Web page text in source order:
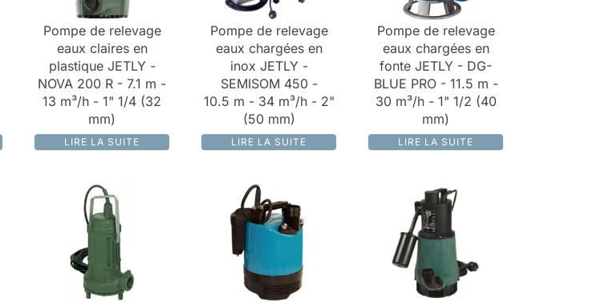
Pompe de relevage
eaux claires en
plastique JETLY -
NOVA 200 R - 7.1 m -
13 m³/h - 1" 1/4 (32
mm)
LIRE LA SUITE
Pompe de relevage
eaux chargées en
inox JETLY -
SEMISOM 450 -
10.5 m - 34 m³/h - 2"
(50 mm)
LIRE LA SUITE
Pompe de relevage
eaux chargées en
fonte JETLY - DG-
BLUE PRO - 11.5 m -
30 m³/h - 1" 1/2 (40
mm)
LIRE LA SUITE